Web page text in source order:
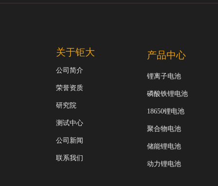
关于钜大
公司简介
荣誉资质
研究院
测试中心
公司新闻
联系我们
产品中心
锂离子电池
磷酸铁锂电池
18650锂电池
聚合物电池
储能锂电池
动力锂电池